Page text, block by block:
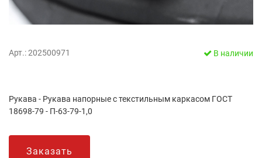
Арт.: 202500971 В наличии
Рукава - Рукава напорные с текстильным каркасом ГОСТ
18698-79 - П-63-79-1,0
Заказать